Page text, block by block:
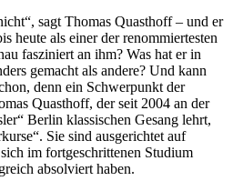
sagt ­Thomas Quasthoff – und er
heute als einer der renom­miertesten
fasziniert an ihm? Was hat er in
gemacht als andere? Und kann
denn ein Schwerpunkt der
Quasthoff, der seit 2004 an der
Berlin klassischen Gesang lehrt,
Sie sind ausgerichtet auf
im fortgeschrittenen Studium
absolviert haben.